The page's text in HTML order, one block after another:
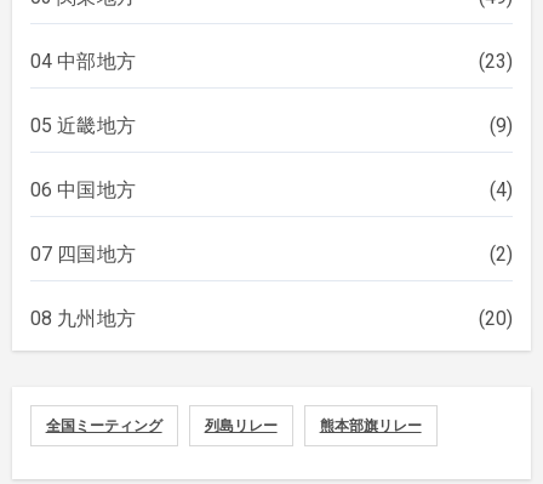
04 中部地方 (23)
05 近畿地方 (9)
06 中国地方 (4)
07 四国地方 (2)
08 九州地方 (20)
全国ミーティング 列島リレー 熊本部旗リレー